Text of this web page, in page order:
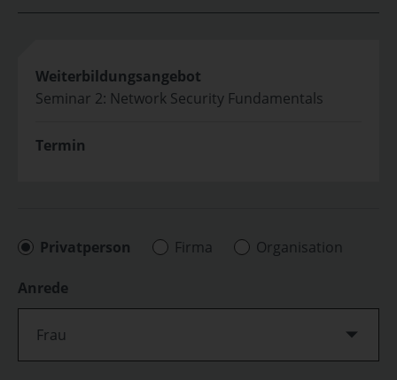
Weiterbildungsangebot
Seminar 2: Network Security Fundamentals
Termin
Privatperson Firma Organisation
Anrede
Frau